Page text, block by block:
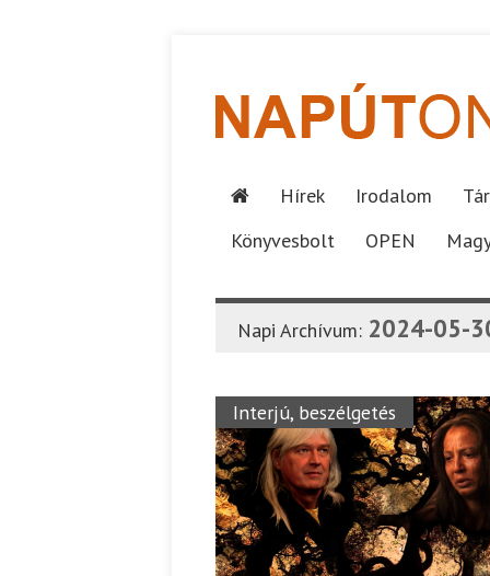
Hírek Irodalom
Könyvesbolt
OPEN
Napi Archívum: 2024-05-
Interjú, beszélgetés